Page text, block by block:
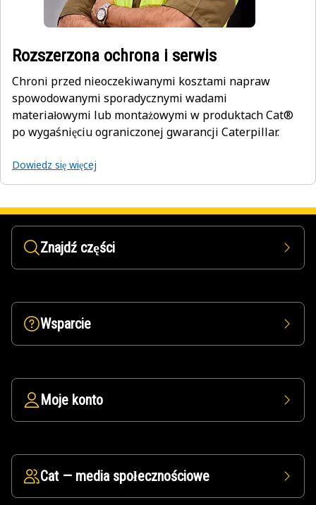
Rozszerzona ochrona i serwis
Chroni przed nieoczekiwanymi kosztami napraw
spowodowanymi sporadycznymi wadami
materiałowymi lub montażowymi w produktach Cat®
po wygaśnięciu ograniczonej gwarancji Caterpillar.
Dowiedz się więcej
Znajdź części
Wsparcie
Moje konto
Cat — media społecznościowe